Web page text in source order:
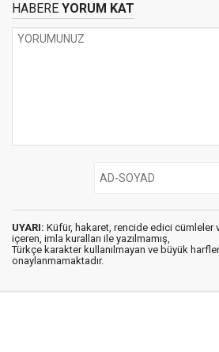
HABERE YORUM KAT
UYARI: Küfür, hakaret, rencide edici cümleler
içeren, imla kuralları ile yazılmamış,
Türkçe karakter kullanılmayan ve büyük
onaylanmamaktadır.